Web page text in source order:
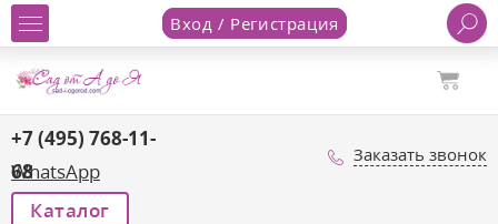
Вход / Регистрация
+7 (495) 768-11-
68
WhatsApp
Заказать звонок
Каталог